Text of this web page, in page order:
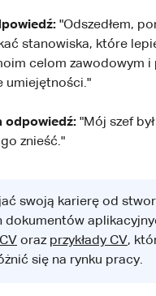
"Odszedłem,
stanowiska, które
celom zawodowym i
umiejętności."
odpowiedź: "Mój szef
znieść."
swoją karierę od
dokumentów
oraz przykłady CV,
się na rynku pracy.